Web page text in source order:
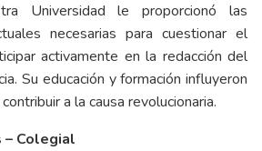
Universidad le proporcionó las
necesarias para cuestionar el
activamente en la redacción del
Su educación y formación influyeron
a la causa revolucionaria.
– Colegial